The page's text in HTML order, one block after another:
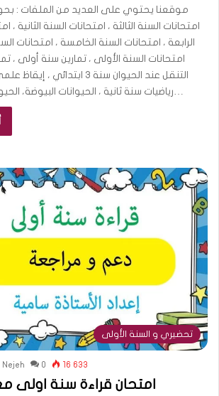
موقعنا يحتوي على العديد من الملفات :
امتحانات السنة الثالثة ، امتحانات السنة الثانية ،
الرابعة ، امتحانات السنة الخامسة ، امتحانات
امتحانات السنة الأولى ، تمارين سنة أولى ،
التنقل عند الحيوان سنة 3 ابتدائي
رياضيات سنة ثانية ، الحيوانات البيوضة، الحيوانات الولودة…
تحضيري و السنة الأولى
Nejeh 0 16 633
امتحان قراءة سنة اولى